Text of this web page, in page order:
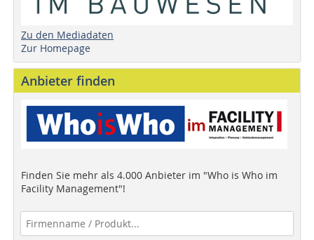
Zu den Mediadaten
Zur Homepage
Anbieter finden
Finden Sie mehr als 4.000 Anbieter im "Who is Who im
Facility Management"!